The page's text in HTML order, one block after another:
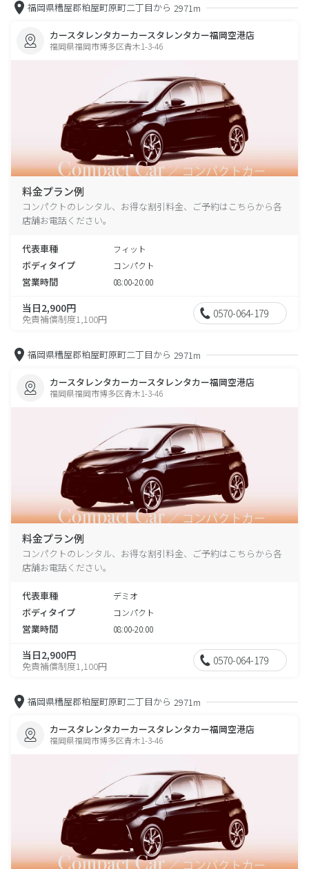
福岡県糟屋郡粕屋町原町二丁目から 2971m
カースタレンタカーカースタレンタカー福岡空港店
福岡県福岡市博多区青木1-3-46
料金プラン例
コンパクトのレンタル、お得な割引料金、ご予約はこちらから各
店舗お電話ください。
代表車種 フィット
ボディタイプ コンパクト
営業時間 08:00-20:00
当日2,900円
免責補償制度1,100円 0570-064-179
福岡県糟屋郡粕屋町原町二丁目から 2971m
カースタレンタカーカースタレンタカー福岡空港店
福岡県福岡市博多区青木1-3-46
料金プラン例
コンパクトのレンタル、お得な割引料金、ご予約はこちらから各
店舗お電話ください。
代表車種 デミオ
ボディタイプ コンパクト
営業時間 08:00-20:00
当日2,900円
免責補償制度1,100円 0570-064-179
福岡県糟屋郡粕屋町原町二丁目から 2971m
カースタレンタカーカースタレンタカー福岡空港店
福岡県福岡市博多区青木1-3-46